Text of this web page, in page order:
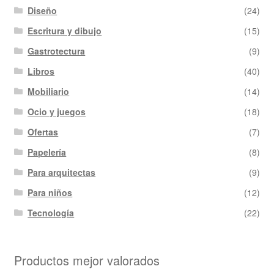
Diseño
(24)
Escritura y dibujo
(15)
Gastrotectura
(9)
Libros
(40)
Mobiliario
(14)
Ocio y juegos
(18)
Ofertas
(7)
Papelería
(8)
Para arquitectas
(9)
Para niños
(12)
Tecnología
(22)
Productos mejor valorados